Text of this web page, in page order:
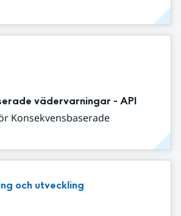
vädervarningar - API
Konsekvensbaserade
och utveckling